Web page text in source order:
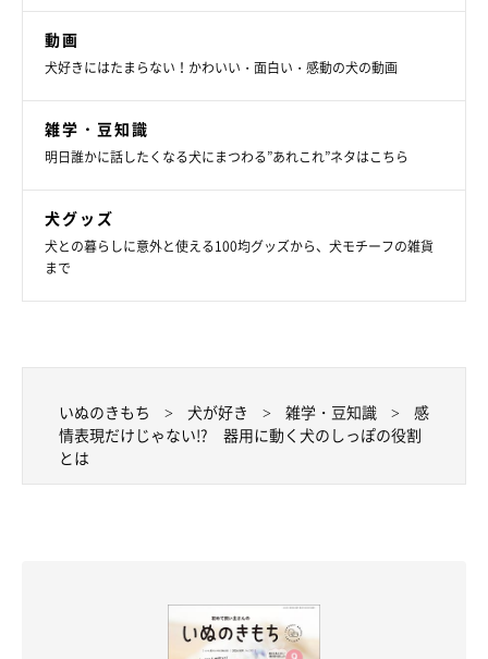
動画
犬好きにはたまらない！かわいい・面白い・感動の犬の動画
雑学・豆知識
明日誰かに話したくなる犬にまつわる”あれこれ”ネタはこちら
犬グッズ
犬との暮らしに意外と使える100均グッズから、犬モチーフの雑貨
まで
いぬのきもち 犬が好き 雑学・豆知識
感
情表現だけじゃない!? 器用に動く犬のしっぽの役割
とは